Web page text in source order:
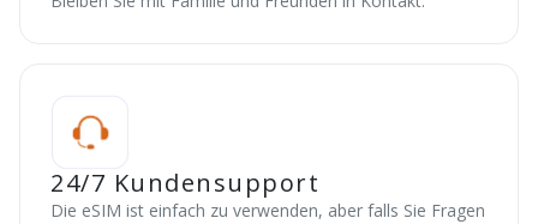
24/7 Kundensupport
Die eSIM ist einfach zu verwenden, aber falls Sie Fragen